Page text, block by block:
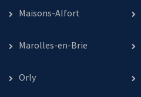
Maisons-Alfort
Marolles-en-Brie
Orly